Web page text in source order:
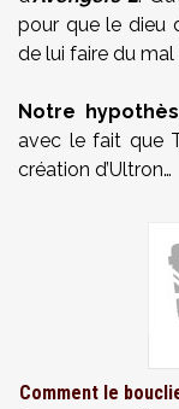
pour que le dieu
de lui faire du mal
Notre
avec le fait que
création d’Ultron…
Comment le